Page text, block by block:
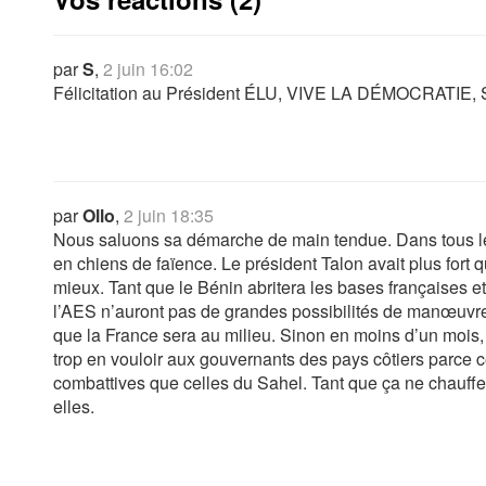
parS, 2 juin 16:02
Félicitation au Président ÉLU, VIVE LA DÉMOCRATIE,
parOllo, 2 juin 18:35
Nous saluons sa démarche de main tendue. Dans
en chiens de faïence. Le président Talon avait plus fort
mieux. Tant que le Bénin abritera les bases françaises
l’AES n’auront pas de grandes possibilités de
que la France sera au milieu. Sinon en moins d’un
trop en vouloir aux gouvernants des pays côtiers
combattives que celles du Sahel. Tant que ça ne
elles.